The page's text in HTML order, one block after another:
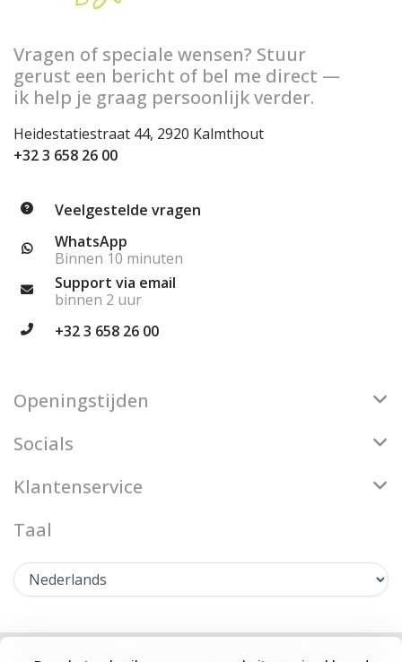
Vragen of speciale wensen? Stuur
gerust een bericht of bel me direct —
ik help je graag persoonlijk verder.
Heidestatiestraat 44, 2920 Kalmthout
+32 3 658 26 00
Veelgestelde vragen
WhatsApp
Binnen 10 minuten
Support via email
binnen 2 uur
+32 3 658 26 00
Openingstijden
Socials
Klantenservice
Taal
© Copyright 2026 Firenze Bloemenatelier - Theme by